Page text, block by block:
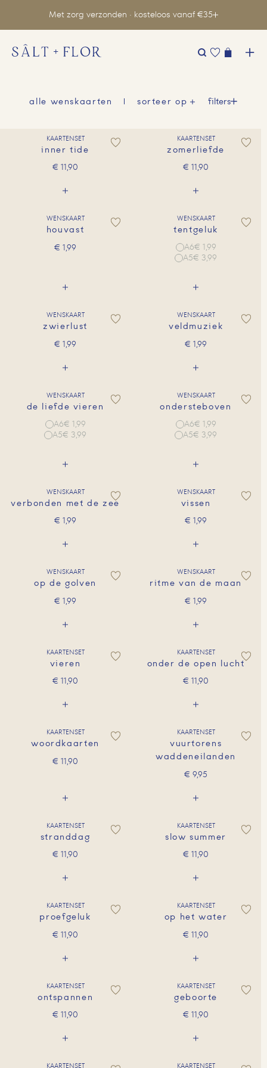
Met zorg verzonden · kosteloos vanaf €35
alle wenskaarten sorteer op filters
KAARTENSET
inner tide
€ 11,90
KAARTENSET
zomerliefde
€ 11,90
WENSKAART
houvast
€ 1,99
WENSKAART
tentgeluk
A6€ 1,99
A5€ 3,99
WENSKAART
zwierlust
€ 1,99
WENSKAART
veldmuziek
€ 1,99
WENSKAART
de liefde vieren
A6€ 1,99
A5€ 3,99
WENSKAART
ondersteboven
A6€ 1,99
A5€ 3,99
WENSKAART
verbonden met de zee
€ 1,99
WENSKAART
vissen
€ 1,99
WENSKAART
op de golven
€ 1,99
WENSKAART
ritme van de maan
€ 1,99
KAARTENSET
vieren
€ 11,90
KAARTENSET
onder de open lucht
€ 11,90
KAARTENSET
woordkaarten
€ 11,90
KAARTENSET
vuurtorens
waddeneilanden
€ 9,95
KAARTENSET
stranddag
€ 11,90
KAARTENSET
slow summer
€ 11,90
KAARTENSET
proefgeluk
€ 11,90
KAARTENSET
op het water
€ 11,90
KAARTENSET
ontspannen
€ 11,90
KAARTENSET
geboorte
€ 11,90
KAARTENSET KAARTENSET